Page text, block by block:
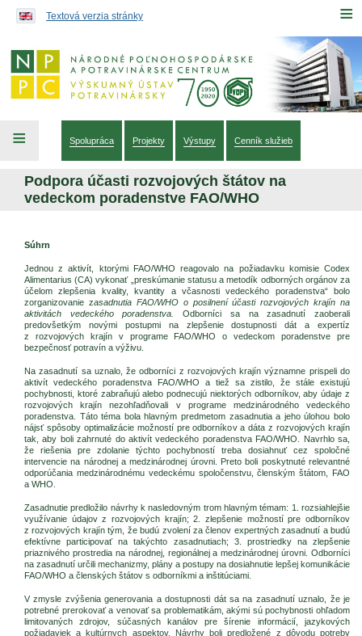
≡
Textová verzia stránky
≡ Spolupráca Projekty Výstupy Cenník služieb
Podpora účasti rozvojových štátov na
vedeckom poradenstve FAO/WHO
Súhrn
Jednou z aktivít, ktorými FAO/WHO reagovalo na požiadavku komisie Codex
Alimentarius (CA) vykonať „preskúmanie statusu a metodík odborných orgánov za
účelom zlepšenia kvality, kvantity a včasnosti vedeckého poradenstva“ bolo
zorganizovanie zasadnutia FAO/WHO o posilnení účasti rozvojových krajín na
aktivitách vedeckého poradenstva.Odborníci sa na zasadnutí zaoberali
predovšetkým novými postupmi na zlepšenie dostupnosti dát a expertíz
z rozvojových krajín v programe FAO/WHO o vedeckom poradenstve pre
bezpečnosť potravín a výživu.
Na zasadnutí sa uznalo, že odborníci z rozvojových krajín významne prispeli do
aktivít vedeckého poradenstva FAO/WHO a tiež sa zistilo, že stále existujú
pochybnosti, ktoré zabraňujú alebo podnecujú niektorých odborníkov, aby údaje z
rozvojových krajín nezohľadňovali v programe medzinárodného vedeckého
poradenstva. Táto téma bola hlavným predmetom zasadnutia a jeho úlohou bolo
nájsť spôsoby optimalizácie možností pre odborníkov a dáta z rozvojových krajín
tak, aby boli zahrnuté do aktivít vedeckého poradenstva FAO/WHO. Navrhlo sa,
že riešenia pre zdolanie týchto pochybností treba dosiahnuť cez spoločné
intervencie na národnej a medzinárodnej úrovni. Preto boli poskytnuté relevantné
odporúčania medzinárodnému vedeckému spoločenstvu, členským štátom, FAO
a WHO.
Zasadnutie predložilo návrhy k nasledovným trom hlavným témam: 1. rozsiahlejšie
využívanie údajov z rozvojových krajín; 2. zlepšenie možností pre odborníkov
z rozvojových krajín tým, že budú zvolení za členov expertných zasadnutí a budú
efektívne participovať na takýchto zasadnutiach; 3. prostriedky na zlepšenie
priaznivého prostredia na národnej, regionálnej a medzinárodnej úrovni. Odborníci
na zasadnutí určili mechanizmy, plány a postupy na dosiahnutie lepšej komunikácie
FAO/WHO a členských štátov s odborníkmi a inštitúciami.
V zmysle zvýšenia generovania a dostupnosti dát sa na zasadnutí uznalo, že je
potrebné prerokovať a venovať sa problematikám, akými sú pochybnosti ohľadom
limitovaných zdrojov, súčasných kanálov pre šírenie informácií, jazykových
požiadaviek a kultúrnych aspektov. Návrhy boli predložené z dôvodu potreby